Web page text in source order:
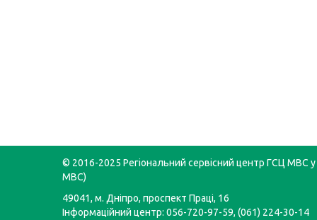
© 2016-2025 Регіональний сервісний центр ГСЦ МВС у
МВС)
49041, м. Дніпро, проспект Праці, 16
Інформаційний центр: 056-720-97-59, (061) 224-30-14